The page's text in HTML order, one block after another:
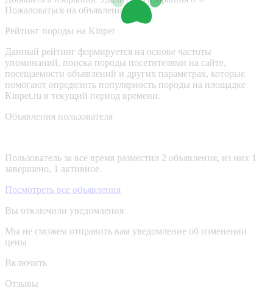
Пожаловаться на объявление
Рейтинг породы на Kinpet
Данный рейтинг формируется на основе частоты
упоминаний, поиска породы посетителями на сайте,
посещаемости объявлений и других параметрах, которые
помогают определить популярность породы на площадке
Kinpet.ru в текущий период времени.
Объявления пользователя
Пользователь за все время разместил 2 объявления, из них 1
завершено, 1 активное.
Посмотреть все объявления
Вы отключили уведомления
Мы не сможем отправить вам уведомление об изменении
цены
Включить
Отзывы